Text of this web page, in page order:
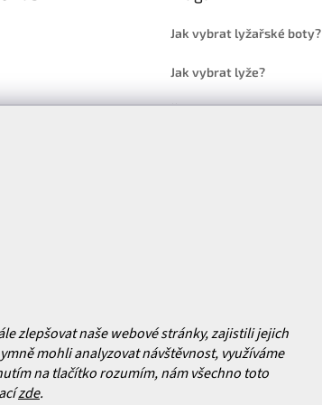
zlepšovat naše webové stránky, zajistili jejich
mohli analyzovat návštěvnost, využíváme
na tlačítko rozumím, nám všechno toto
zde.
Jak vybrat lyžařské boty?
Jak vybrat lyže?
Často kladené dotazy
na našem e-